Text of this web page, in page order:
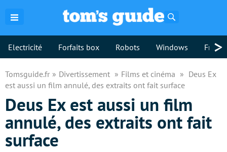
Electricité Forfaits box Robots Windows >
Tomsguide.fr Divertissement Films et cinéma
Deus Ex
est aussi un film annulé, des extraits ont fait surface
Deus Ex est aussi un film
annulé, des extraits ont fait
surface